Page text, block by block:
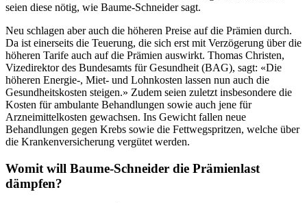
seien diese nötig, wie Baume-Schneider sagt.
Neu schlagen aber auch die höheren Preise auf die Prämien durch.
Da ist einerseits die Teuerung, die sich erst mit Verzögerung über die
höheren Tarife auch auf die Prämien auswirkt. Thomas Christen,
Vizedirektor des Bundesamts für Gesundheit (BAG), sagt: «Die
höheren Energie-, Miet- und Lohnkosten lassen nun auch die
Gesundheitskosten steigen.» Zudem seien zuletzt insbesondere die
Kosten für ambulante Behandlungen sowie auch jene für
Arzneimittelkosten gewachsen. Ins Gewicht fallen neue
Behandlungen gegen Krebs sowie die Fettwegspritzen, welche über
die Krankenversicherung vergütet werden.
Womit will Baume-Schneider die Prämienlast
dämpfen?